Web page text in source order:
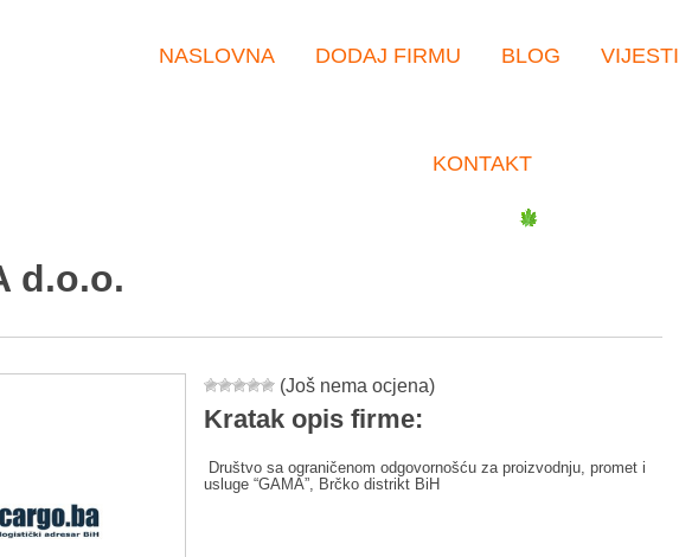
NASLOVNA DODAJ FIRMU BLOG VIJESTI
KONTAKT
d.o.o.
(Još nema ocjena)
Kratak opis firme:
Društvo sa ograničenom odgovornošću za proizvodnju, promet i
usluge “GAMA”, Brčko distrikt BiH